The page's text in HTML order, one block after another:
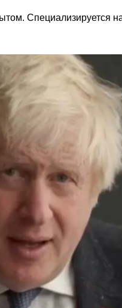
Специализируется